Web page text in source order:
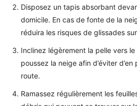
Disposez un tapis absorbant
domicile. En cas de fonte de la
réduira les risques de glissades
Inclinez légèrement la pelle vers
poussez la neige afin d’éviter
route.
Ramassez régulièrement les